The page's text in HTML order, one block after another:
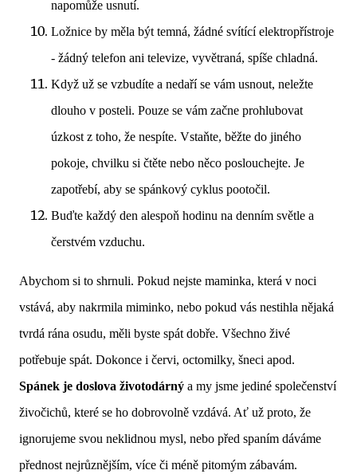
napomůže usnutí.
Ložnice by měla být temná, žádné svítící elektropřístroje
- žádný telefon ani televize, vyvětraná, spíše chladná.
Když už se vzbudíte a nedaří se vám usnout, neležte
dlouho v posteli. Pouze se vám začne prohlubovat
úzkost z toho, že nespíte. Vstaňte, běžte do jiného
pokoje, chvilku si čtěte nebo něco poslouchejte. Je
zapotřebí, aby se spánkový cyklus pootočil.
Buďte každý den alespoň hodinu na denním světle a
čerstvém vzduchu.
Abychom si to shrnuli. Pokud nejste maminka, která v noci
vstává, aby nakrmila miminko, nebo pokud vás nestihla nějaká
tvrdá rána osudu, měli byste spát dobře. Všechno živé
potřebuje spát. Dokonce i červi, octomilky, šneci apod.
Spánek je doslova životodárný a my jsme jediné společenství
živočichů, které se ho dobrovolně vzdává. Ať už proto, že
ignorujeme svou neklidnou mysl, nebo před spaním dáváme
přednost nejrůznějším, více či méně pitomým zábavám.